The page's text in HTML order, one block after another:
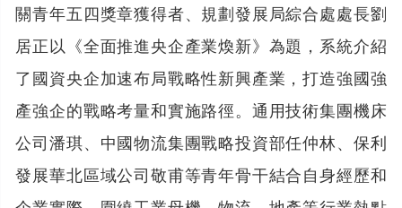
關青年五四獎章獲得者、規劃發展局綜合處處長劉
居正以《全面推進央企產業煥新》為題，系統介紹
了國資央企加速布局戰略性新興產業，打造強國強
產強企的戰略考量和實施路徑。通用技術集團機床
公司潘琪、中國物流集團戰略投資部任仲林、保利
發展華北區域公司敬甫等青年骨干結合自身經歷和